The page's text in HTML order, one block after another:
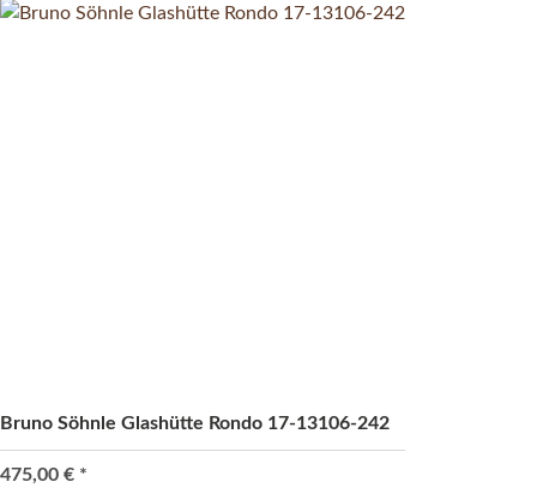
Bruno Söhnle Glashütte Rondo 17-13106-242
475,00 € *